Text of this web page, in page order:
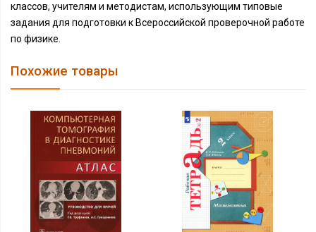
классов, учителям и методистам, использующим типовые
задания для подготовки к Всероссийской проверочной работе
по физике.
Похожие товары